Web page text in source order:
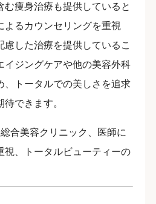
む痩身治療も提供していると
よるカウンセリングを重視
慮した治療を提供しているこ
イジングケアや他の美容外科
、トータルでの美しさを追求
できます。
合美容クリニック、医師に
視、トータルビューティーの